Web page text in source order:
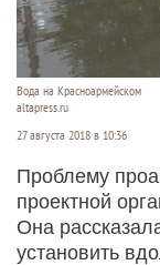
Вода на Красноармейском
altapress.ru
27 августа 2018 в 10:36
Проблему
проектной
Она
установить